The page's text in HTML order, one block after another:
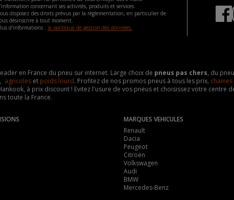
concernant ses activités, produits et services.
disposez des droits prévus par la règlementation, en particulier de
désinscrire à tout moment.
d'informations : la politique de gestion des données.
en France du pneu sur internet. Large choix de pneus pas chers, du
, agricoles et poids lourd. Profitez de nos promos pneus à tous les prix,
à prix discount ! Evitez l'usure de vos pneus et choisissez votre centre
toute la France.
MARQUES VEHICULES
Renault
Dacia
Peugeot
Citroën
Volkswagen
Audi
BMW
Mercedes-Benz